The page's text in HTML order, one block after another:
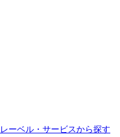
レーベル・サービスから探す